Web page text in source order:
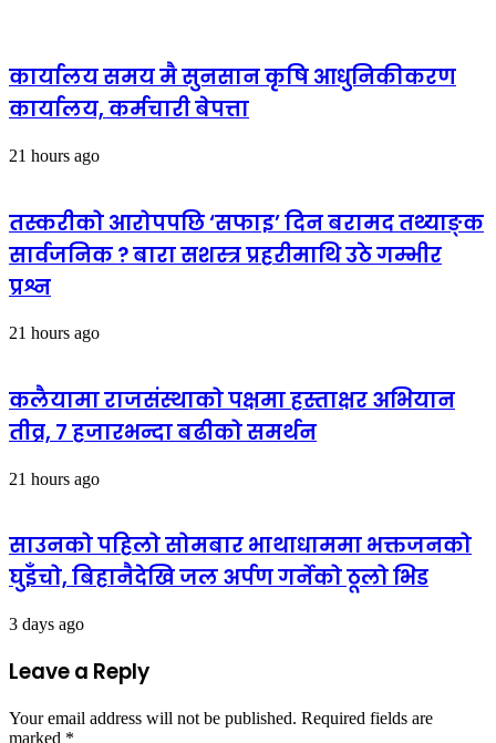
कार्यालय समय मै सुनसान कृषि आधुनिकीकरण
कार्यालय, कर्मचारी बेपत्ता
21 hours ago
तस्करीको आरोपपछि ‘सफाइ’ दिन बरामद तथ्याङ्क
सार्वजनिक ? बारा सशस्त्र प्रहरीमाथि उठे गम्भीर
प्रश्न
21 hours ago
कलैयामा राजसंस्थाको पक्षमा हस्ताक्षर अभियान
तीव्र, ७ हजारभन्दा बढीको समर्थन
21 hours ago
साउनको पहिलो सोमबार भाथाधाममा भक्तजनको
घुइँचो, बिहानैदेखि जल अर्पण गर्नेको ठूलो भिड
3 days ago
Leave a Reply
Your email address will not be published. Required fields are
marked *